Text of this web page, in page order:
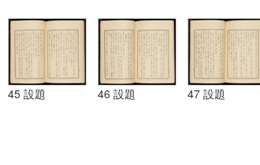
45 設題 46 設題 47 設題